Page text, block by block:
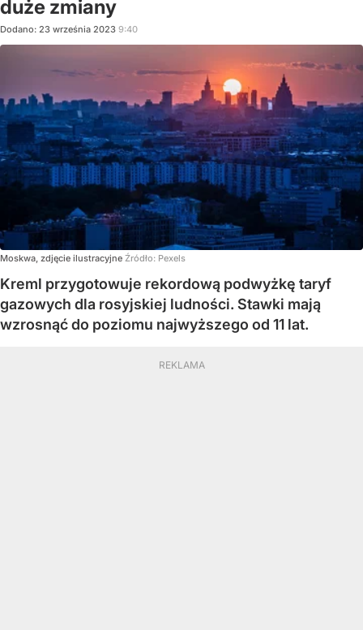
duże zmiany
Dodano: 23 września 2023 9:40
Moskwa, zdjęcie ilustracyjne Źródło: Pexels
Kreml przygotowuje rekordową podwyżkę taryf
gazowych dla rosyjskiej ludności. Stawki mają
wzrosnąć do poziomu najwyższego od 11 lat.